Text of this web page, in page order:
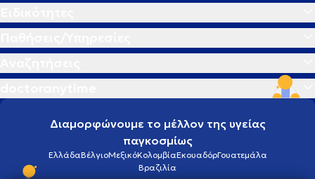
Διαμορφώνουμε το μέλλον της υγείας
παγκοσμίως
ΕλλάδαΒέλγιοΜεξικόΚολομβίαΕκουαδόρΓουατεμάλα
Βραζιλία